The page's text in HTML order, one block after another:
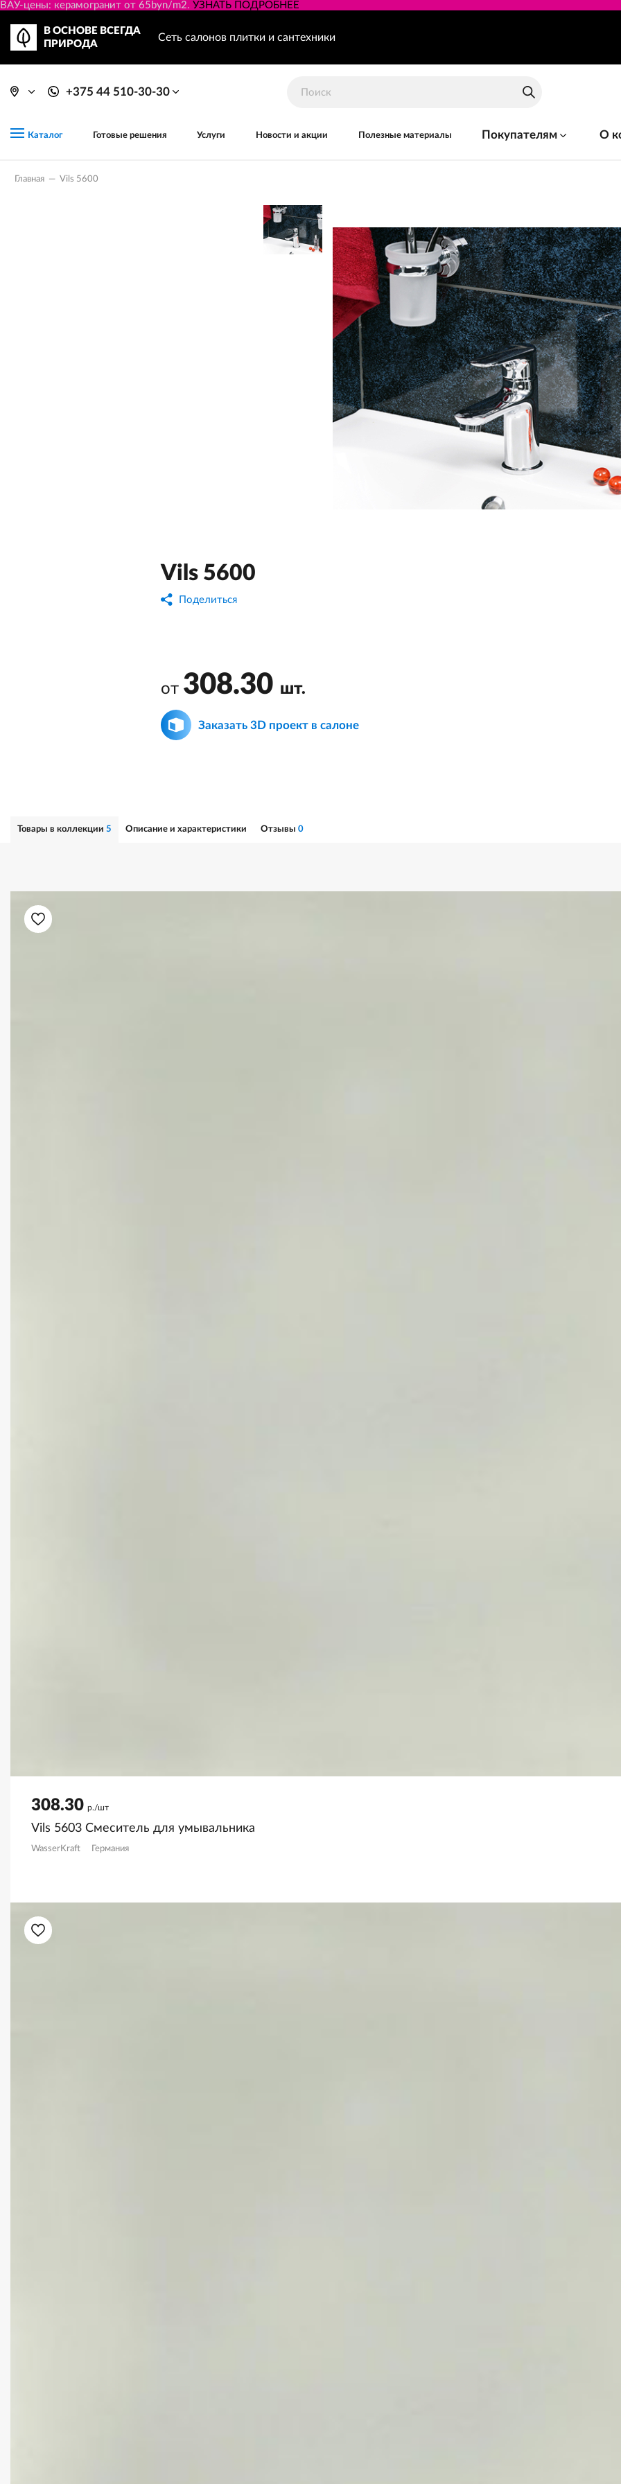
ВАУ-цены: керамогранит от 65byn/m2. УЗНАТЬ ПОДРОБНЕЕ
В ОСНОВЕ ВСЕГДА
ПРИРОДА
Сеть салонов плитки и сантехники
+375 44 510-30-30
Каталог Готовые решения Услуги Новости и акции Полезные материалы Покупателям О
Главная — Vils 5600
Vils 5600
Поделиться
от 308.30 шт.
Заказать 3D проект в салоне
Товары в коллекции 5
308.30 р./шт
Vils 5603 Смеситель для умывальника
WasserKraft Германия
Описание и характеристики Отзывы 0